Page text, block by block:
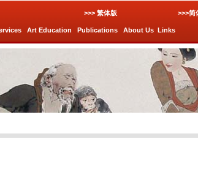
>>> 繁体版 >>>简
Art Education Publications About Us Links